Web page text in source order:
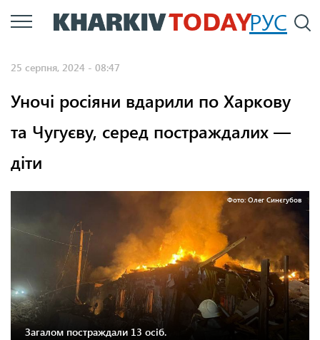
Перейти
до
РУС
25 серпня, 2024 - 08:47
Уночі росіяни вдарили по Харкову
та Чугуєву, серед постраждалих —
діти
Фото: Олег Синєгубов
Загалом постраждали 13 осіб.